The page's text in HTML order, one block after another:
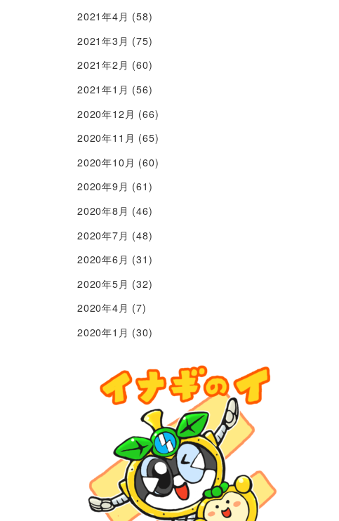
2021年4月 (58)
2021年3月 (75)
2021年2月 (60)
2021年1月 (56)
2020年12月 (66)
2020年11月 (65)
2020年10月 (60)
2020年9月 (61)
2020年8月 (46)
2020年7月 (48)
2020年6月 (31)
2020年5月 (32)
2020年4月 (7)
2020年1月 (30)